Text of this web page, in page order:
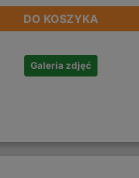
DO KOSZYKA
Galeria zdjęć